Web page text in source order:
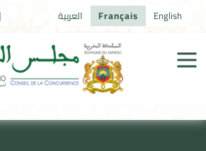
العربية Français English